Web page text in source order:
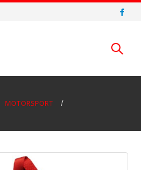
MOTORSPORT